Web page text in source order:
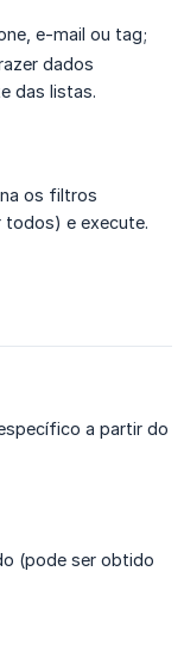
e-mail ou tag;
dados
das listas.
os filtros
todos) e execute.
a partir do
(pode ser obtido